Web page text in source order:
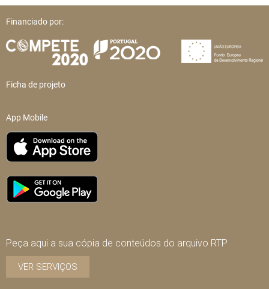
Financiado por:
Ficha de projeto
App Mobile
Peça aqui a sua cópia de conteúdos do arquivo RTP
VER SERVIÇOS